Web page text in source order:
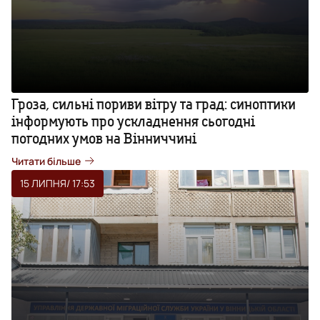
Гроза, сильні пориви вітру та град: синоптики
інформують про ускладнення сьогодні
погодних умов на Вінниччині
Читати більше
15 ЛИПНЯ/ 17:53